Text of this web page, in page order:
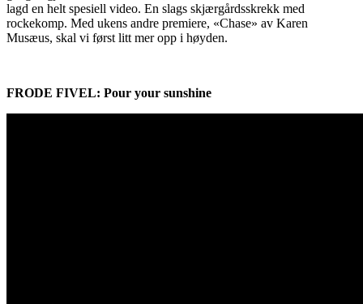
lagd en helt spesiell video. En slags skjærgårdsskrekk med
rockekomp. Med ukens andre premiere, «Chase» av Karen
Musæus, skal vi først litt mer opp i høyden.
FRODE FIVEL: Pour your sunshine